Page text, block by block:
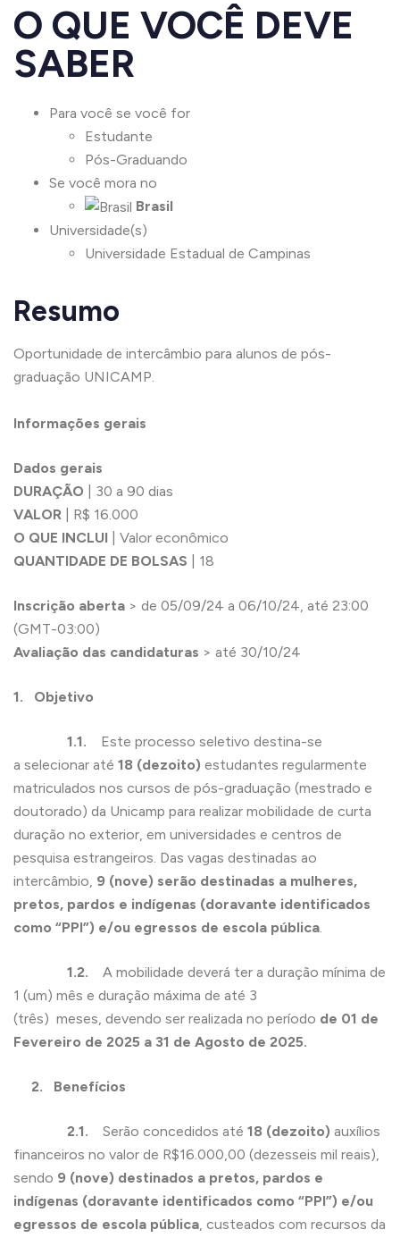
O QUE VOCÊ DEVE
SABER
Para você se você for
Estudante
Pós-Graduando
Se você mora no
Brasil
Universidade(s)
Universidade Estadual de Campinas
Resumo
Oportunidade de intercâmbio para alunos de pós-
graduação UNICAMP.
Informações gerais
Dados gerais
DURAÇÃO | 30 a 90 dias
VALOR | R$ 16.000
O QUE INCLUI | Valor econômico
QUANTIDADE DE BOLSAS
| 18
Inscrição aberta > de 05/09/24 a 06/10/24, até 23:00
(GMT-03:00)
Avaliação das candidaturas > até 30/10/24
1. Objetivo
1.1. Este processo seletivo destina-se
a selecionar até 18 (dezoito) estudantes regularmente
matriculados nos cursos de pós-graduação (mestrado e
doutorado) da Unicamp para realizar mobilidade de curta
duração no exterior, em universidades e centros de
pesquisa estrangeiros. Das vagas destinadas ao
intercâmbio, 9 (nove) serão destinadas a mulheres,
pretos, pardos e indígenas (doravante identificados
como “PPI”) e/ou egressos de escola pública.
1.2. A mobilidade deverá ter a duração mínima de
1 (um) mês e duração máxima de até 3
(três) meses, devendo ser realizada no período de 01 de
Fevereiro de 2025 a 31 de Agosto de 2025.
2. Benefícios
2.1. Serão concedidos até 18 (dezoito) auxílios
financeiros no valor de R$16.000,00 (dezesseis mil reais),
sendo 9 (nove) destinados a pretos, pardos e
indígenas (doravante identificados como “PPI”) e/ou
egressos de escola pública, custeados com recursos da